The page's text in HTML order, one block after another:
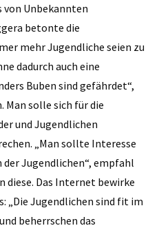
von Unbekannten
betonte die
mehr Jugendliche seien zu
dadurch auch eine
Buben sind gefährdet“,
solle sich für die
und Jugendlichen
„Man sollte Interesse
Jugendlichen“, empfahl
diese. Das Internet bewirke
„Die Jugendlichen sind fit im
beherrschen das